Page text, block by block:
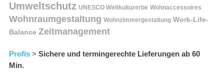
Umweltschutz UNESCO Weltkulturerbe Wohnaccessoires
Wohnraumgestaltung Wohnzimmergestaltung Work-Life-
Balance Zeitmanagement
Profis > Sichere und termingerechte Lieferungen ab 60
Min.